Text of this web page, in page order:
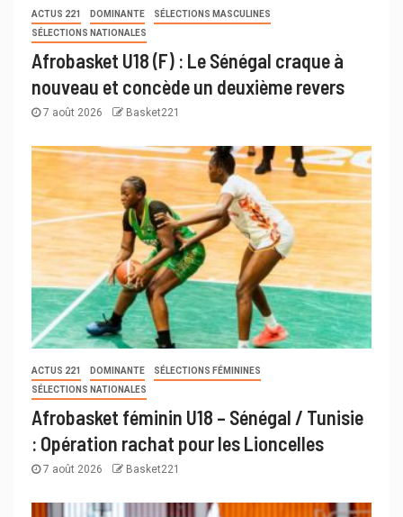
ACTUS 221 DOMINANTE
SÉLECTIONS MASCULINES
SÉLECTIONS NATIONALES
Afrobasket U18 (F) : Le Sénégal craque à
nouveau et concède un deuxième revers
7 août 2026 Basket221
ACTUS 221 DOMINANTE
SÉLECTIONS FÉMININES
SÉLECTIONS NATIONALES
Afrobasket féminin U18 – Sénégal / Tunisie
: Opération rachat pour les Lioncelles
7 août 2026 Basket221